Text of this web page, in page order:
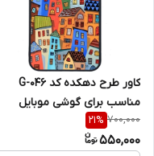
کاور طرح دهکده کد G-046
مناسب برای گوشی موبایل
سامسونگ Galaxy A16 4G / A16
5G
700,000
21%
550,000